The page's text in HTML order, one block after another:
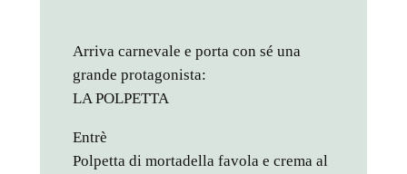
Arriva carnevale e porta con sé una
grande protagonista:
LA POLPETTA
Entrè
Polpetta di mortadella favola e crema al